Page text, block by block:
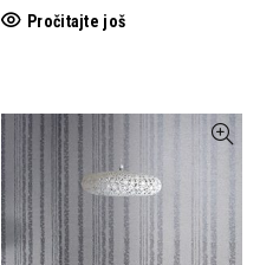
Pročitajte još